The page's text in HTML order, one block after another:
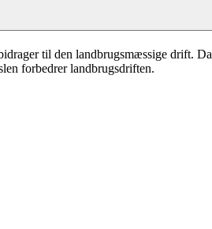
vurderer vi, om den planlagte
til den landbrugsmæssige drift.
forbedrer landbrugsdriften.